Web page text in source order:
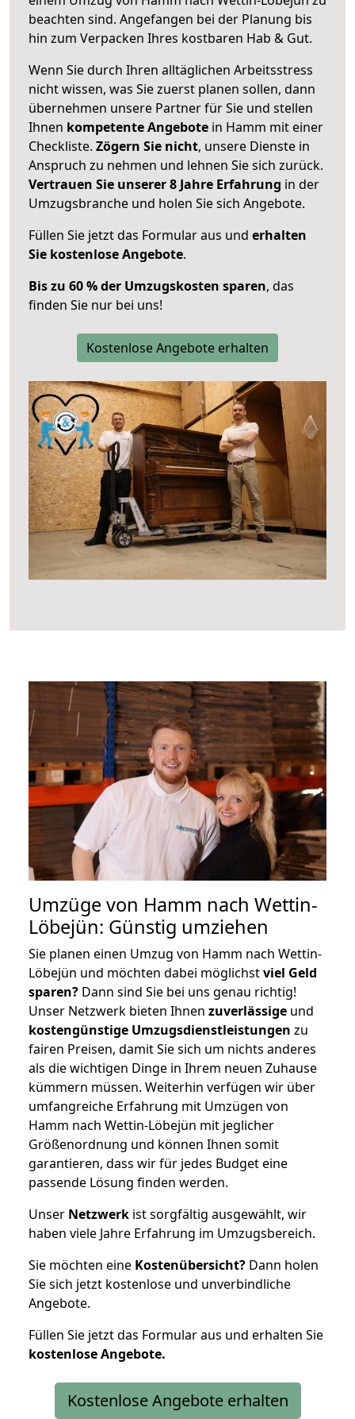
beachten sind. Angefangen bei der Planung bis
hin zum Verpacken Ihres kostbaren Hab & Gut.
Wenn Sie durch Ihren alltäglichen Arbeitsstress
nicht wissen, was Sie zuerst planen sollen, dann
übernehmen unsere Partner für Sie und stellen
Ihnen kompetente Angebote in Hamm mit einer
Checkliste. Zögern Sie nicht, unsere Dienste in
Anspruch zu nehmen und lehnen Sie sich zurück.
Vertrauen Sie unserer 8 Jahre Erfahrung in der
Umzugsbranche und holen Sie sich Angebote.
Füllen Sie jetzt das Formular aus und erhalten
Sie kostenlose Angebote.
Bis zu 60 % der Umzugskosten sparen, das
finden Sie nur bei uns!
Kostenlose Angebote erhalten
Umzüge von Hamm nach Wettin-
Löbejün: Günstig umziehen
Sie planen einen Umzug von Hamm nach Wettin-
Löbejün und möchten dabei möglichstviel Geld
sparen? Dann sind Sie bei uns genau richtig!
Unser Netzwerk bieten Ihnen zuverlässige und
kostengünstige Umzugsdienstleistungen zu
fairen Preisen, damit Sie sich um nichts anderes
als die wichtigen Dinge in Ihrem neuen Zuhause
kümmern müssen. Weiterhin verfügen wir über
umfangreiche Erfahrung mit Umzügen von
Hamm nach Wettin-Löbejün mit jeglicher
Größenordnung und können Ihnen somit
garantieren, dass wir für jedes Budget eine
passende Lösung finden werden.
Unser Netzwerk ist sorgfältig ausgewählt, wir
haben viele Jahre Erfahrung im Umzugsbereich.
Sie möchten eine Kostenübersicht? Dann holen
Sie sich jetzt kostenlose und unverbindliche
Angebote.
Füllen Sie jetzt das Formular aus und erhalten Sie
kostenloseAngebote.
Kostenlose Angebote erhalten